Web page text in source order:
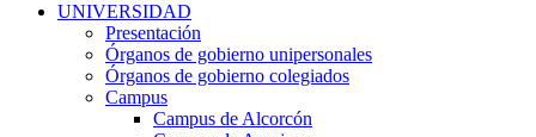
UNIVERSIDAD
Presentación
Órganos de gobierno unipersonales
Órganos de gobierno colegiados
Campus
Campus de Alcorcón